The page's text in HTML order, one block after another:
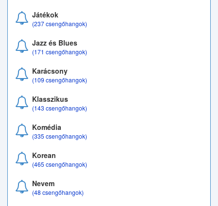
Játékok
(237 csengőhangok)
Jazz és Blues
(171 csengőhangok)
Karácsony
(109 csengőhangok)
Klasszikus
(143 csengőhangok)
Komédia
(335 csengőhangok)
Korean
(465 csengőhangok)
Nevem
(48 csengőhangok)